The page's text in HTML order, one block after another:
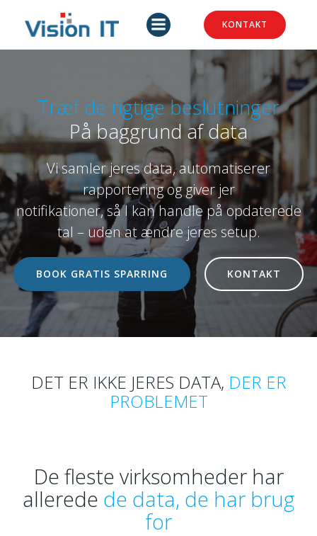
to
content
KONTAKT
Træf de rigtige beslutninger
På baggrund af data
Vi samler jeres data, automatiserer
rapportering og giver jer
notifikationer, så I kan handle på opdaterede
tal – uden at ændre jeres setup.
BOOK GRATIS SPARRING KONTAKT
DET ER IKKE JERES DATA, DER ER
PROBLEMET
De fleste virksomheder har
allerede de data, de har brug
for